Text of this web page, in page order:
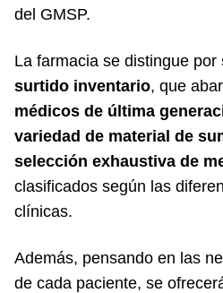
del GMSP.
La farmacia se distingue por
surtido inventario, que
médicos de última
variedad de material de
selección exhaustiva de
clasificados según las
clínicas.
Además, pensando en las
de cada paciente, se